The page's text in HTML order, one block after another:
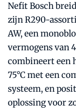
Nefit Bosch
zijn R290-
AW, een
vermogens van
combineert een
75°C met een
systeem, en
oplossing voor